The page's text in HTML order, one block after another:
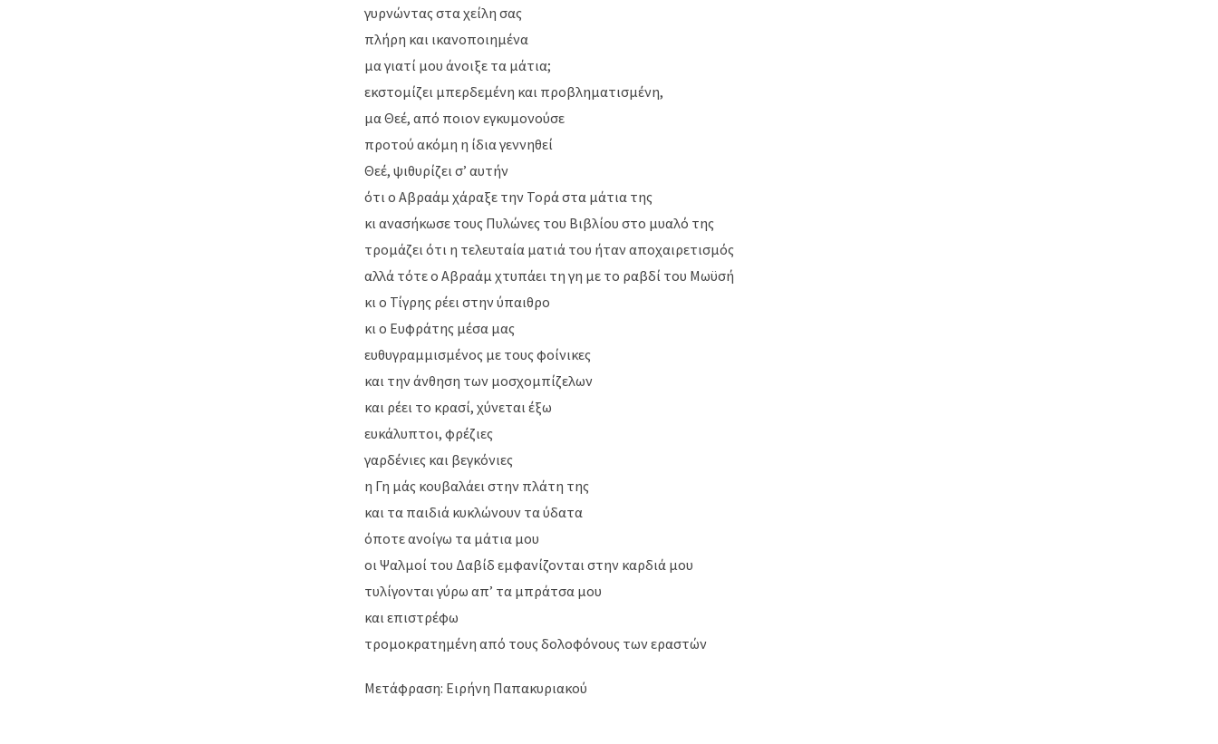
γυρνώντας στα χείλη σας
πλήρη και ικανοποιημένα
μα γιατί μου άνοιξε τα μάτια;
εκστομίζει μπερδεμένη και προβληματισμένη,
μα Θεέ, από ποιον εγκυμονούσε
προτού ακόμη η ίδια γεννηθεί
Θεέ, ψιθυρίζει σ’ αυτήν
ότι ο Αβραάμ χάραξε την Τορά στα μάτια της
κι ανασήκωσε τους Πυλώνες του Βιβλίου στο μυαλό της
τρομάζει ότι η τελευταία ματιά του ήταν αποχαιρετισμός
αλλά τότε ο Αβραάμ χτυπάει τη γη με το ραβδί του Μωϋσή
κι ο Τίγρης ρέει στην ύπαιθρο
κι ο Ευφράτης μέσα μας
ευθυγραμμισμένος με τους φοίνικες
και την άνθηση των μοσχομπίζελων
και ρέει το κρασί, χύνεται έξω
ευκάλυπτοι, φρέζιες
γαρδένιες και βεγκόνιες
η Γη μάς κουβαλάει στην πλάτη της
και τα παιδιά κυκλώνουν τα ύδατα
όποτε ανοίγω τα μάτια μου
οι Ψαλμοί του Δαβίδ εμφανίζονται στην καρδιά μου
τυλίγονται γύρω απ’ τα μπράτσα μου
και επιστρέφω
τρομοκρατημένη από τους δολοφόνους των εραστών
Μετάφραση: Ειρήνη Παπακυριακού